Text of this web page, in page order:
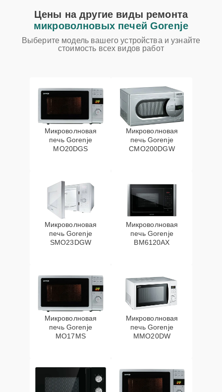
Цены на другие виды ремонта
микроволновых печей Gorenje
Выберите модель вашего устройства и узнайте
стоимость всех видов работ
Микроволновая
печь Gorenje
MO20DGS
Микроволновая
печь Gorenje
CMO200DGW
Микроволновая
печь Gorenje
SMO23DGW
Микроволновая
печь Gorenje
BM6120AX
Микроволновая
печь Gorenje
MO17MS
Микроволновая
печь Gorenje
MMO20DW